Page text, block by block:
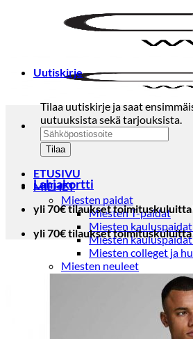
ETUSIVU
MIEHET
Miesten paidat
Miesten T-paidat
Miesten
Miesten
Miesten colleget ja
Miesten neuleet
Miesten
Miesten neuletakit
Puvuntakit ja blazerit
Uutiskirje
Tilaa uutiskirje ja saat
uutuuksista sekä tarjouksista.
Lahjakortti
yli 70€ tilaukset
yli 70€ tilaukset